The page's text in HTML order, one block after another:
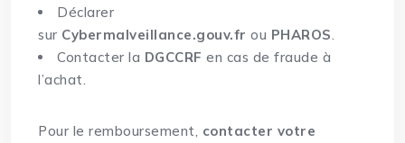
Déclarer
sur Cybermalveillance.gouv.fr ou PHAROS.
Contacter la DGCCRF en cas de fraude à
l’achat.
Pour le remboursement, contacter votre